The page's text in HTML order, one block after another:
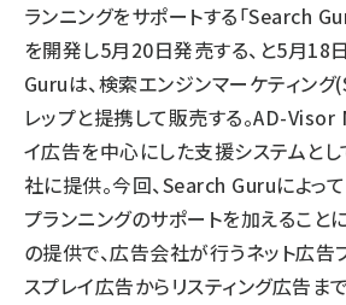
ランニングをサポートする「Search
を開発し5月20日発売する、と5月18
Guruは、検索エンジンマーケティン
レップと提携して販売する。AD-Visor
イ広告を中心にした支援システムと
社に提供。今回、Search Guruによっ
プランニングのサポートを加えること
の提供で、広告会社が行うネット広告
スプレイ広告からリスティング広告ま